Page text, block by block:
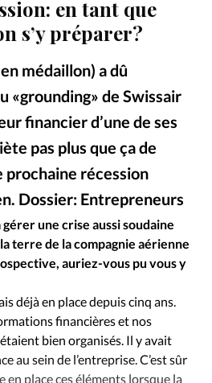
chrétienne
Chronique
Culture
Génération réveil
Monde
des Eglises
Trait d'Ixène
en tant que
s’y préparer?
médaillon) a dû
«grounding» de Swissair
financier d’une de ses
pas plus que ça de
prochaine récession
Dossier: Entrepreneurs
©DR
une crise aussi soudaine
terre de la compagnie aérienne
auriez-vous pu vous y
déjà en place depuis cinq ans.
financières et nos
bien organisés. Il y avait
au sein de l’entreprise. C’est sûr
en place ces éléments lorsque la